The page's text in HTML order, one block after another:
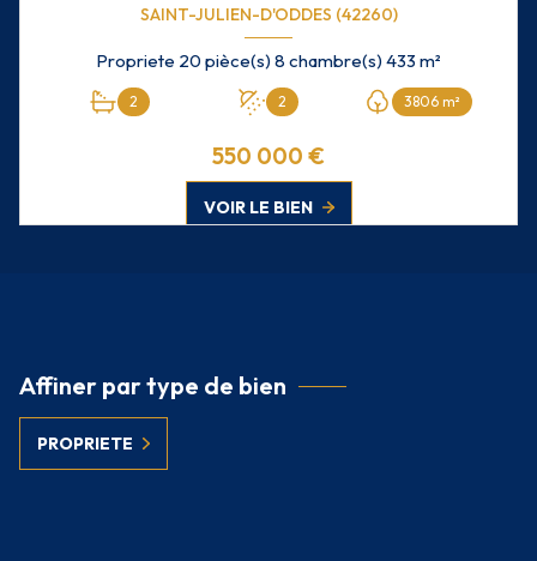
SAINT-JULIEN-D'ODDES (42260)
Propriete 20 pièce(s) 8 chambre(s) 433 m²
2 2 3806 m²
550 000 €
VOIR LE BIEN
Affiner par type de bien
PROPRIETE